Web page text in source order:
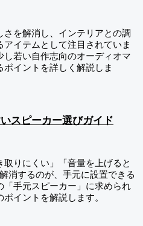
を解消し、インテリアとの調
イテムとして注目されていま
若い自作志向のオーディオマ
イントを詳しく解説しま
スピーカー選びガイド
りにくい」「音量を上げると
消するのが、手元に設置できる
手元スピーカー」に求められ
イントを解説します。